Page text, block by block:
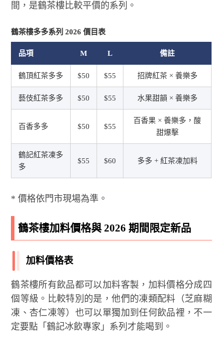
間，是鶴茶樓比較平價的系列。
鶴茶樓多多系列 2026 價目表
品項 M L 備註
鶴頂紅茶多多 $50 $55 招牌紅茶 × 養樂多
藝伎紅茶多多 $50 $55 水果甜韻 × 養樂多
百香多多 $50 $55
百香果 × 養樂多，酸
甜爆擊
鶴記紅茶凍多
多
$55 $60 多多 + 紅茶凍加料
* 價格依門市現場為準。
鶴茶樓加料價格與 2026 期間限定新品
加料價格表
鶴茶樓所有飲品都可以加料客製，加料價格分成四
個等級。比較特別的是，他們的凍類配料（芝麻糊
凍、杏仁凍等）也可以單獨加到任何飲品裡，不一
定要點「鶴記冰飲專家」系列才能喝到。